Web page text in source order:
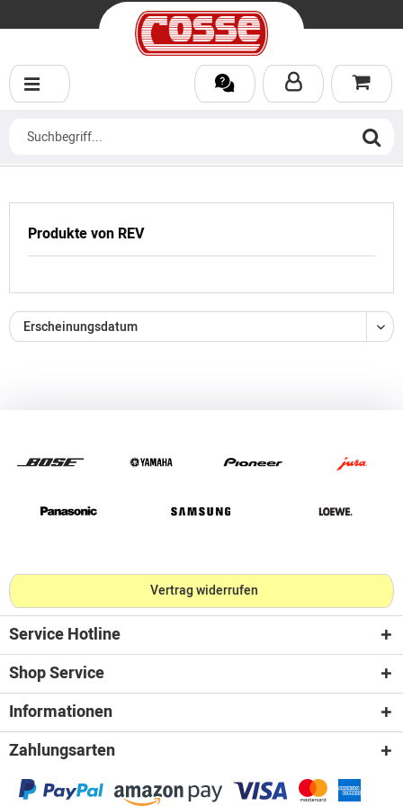
Produkte von REV
Vertrag widerrufen
Service Hotline
Shop Service
Informationen
Zahlungsarten